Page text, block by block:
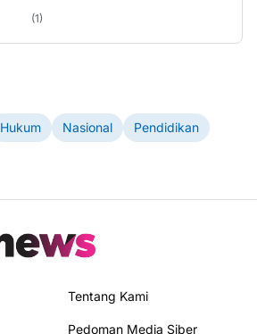
(1)
Hukum Nasional
Pendidikan
Tentang Kami
Pedoman Media Siber